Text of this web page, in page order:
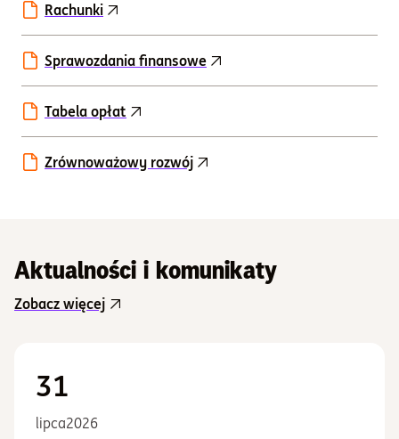
Rachunki
Sprawozdania finansowe
Tabela opłat
Zrównoważowy rozwój
Aktualności i komunikaty
Zobacz więcej
31
lipca2026